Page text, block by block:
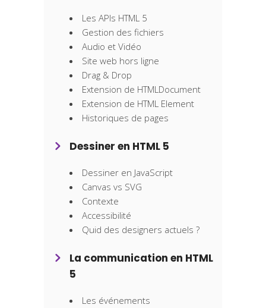
Les APIs HTML 5
Gestion des fichiers
Audio et Vidéo
Site web hors ligne
Drag & Drop
Extension de HTMLDocument
Extension de HTML Element
Historiques de pages
Dessiner en HTML 5
Dessiner en JavaScript
Canvas vs SVG
Contexte
Accessibilité
Quid des designers actuels ?
La communication en HTML
5
Les événements